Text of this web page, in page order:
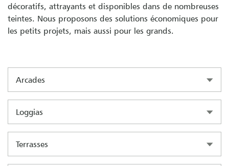
décoratifs, attrayants et disponibles dans de nombreuses
teintes. Nous proposons des solutions économiques pour
les petits projets, mais aussi pour les grands.
Arcades
Loggias
Terrasses